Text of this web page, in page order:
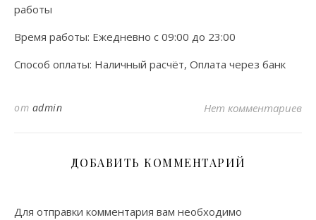
работы
Время работы: Ежедневно с 09:00 до 23:00
Способ оплаты: Наличный расчёт, Оплата через банк
от admin Нет комментариев
ДОБАВИТЬ КОММЕНТАРИЙ
Для отправки комментария вам необходимо